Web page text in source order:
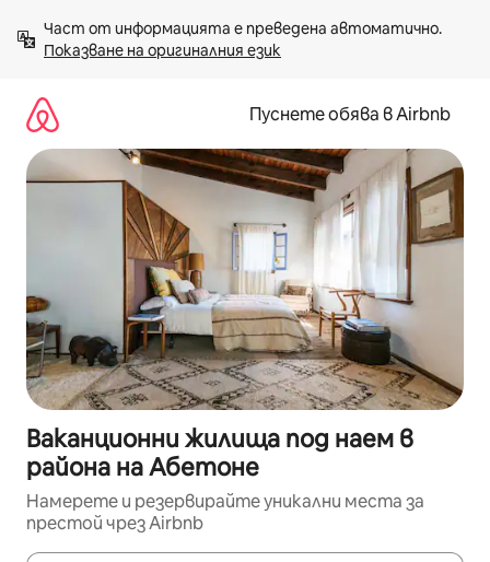
към
съдържанието
Показване на оригиналния език
Пуснете обява в Airbnb
Ваканционни жилища под наем в
района на Абетоне
Намерете и резервирайте уникални места за
престой чрез Airbnb